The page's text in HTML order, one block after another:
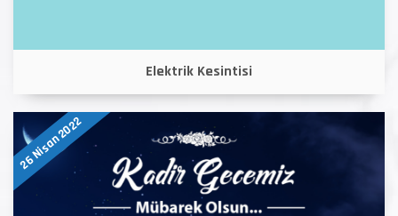
Elektrik Kesintisi
26 Nisan 2022